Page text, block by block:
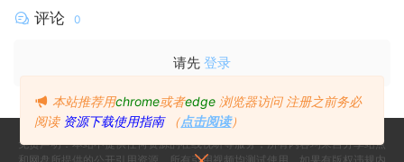
评论 0
请先 登录
免责声明：本站不提供任何资源的在线视听等服务，所有内容均来自分享站点
本站推荐用chrome或者edge 浏览器访问 注册之前务必
阅读 资源下载使用指南 （点击阅读）